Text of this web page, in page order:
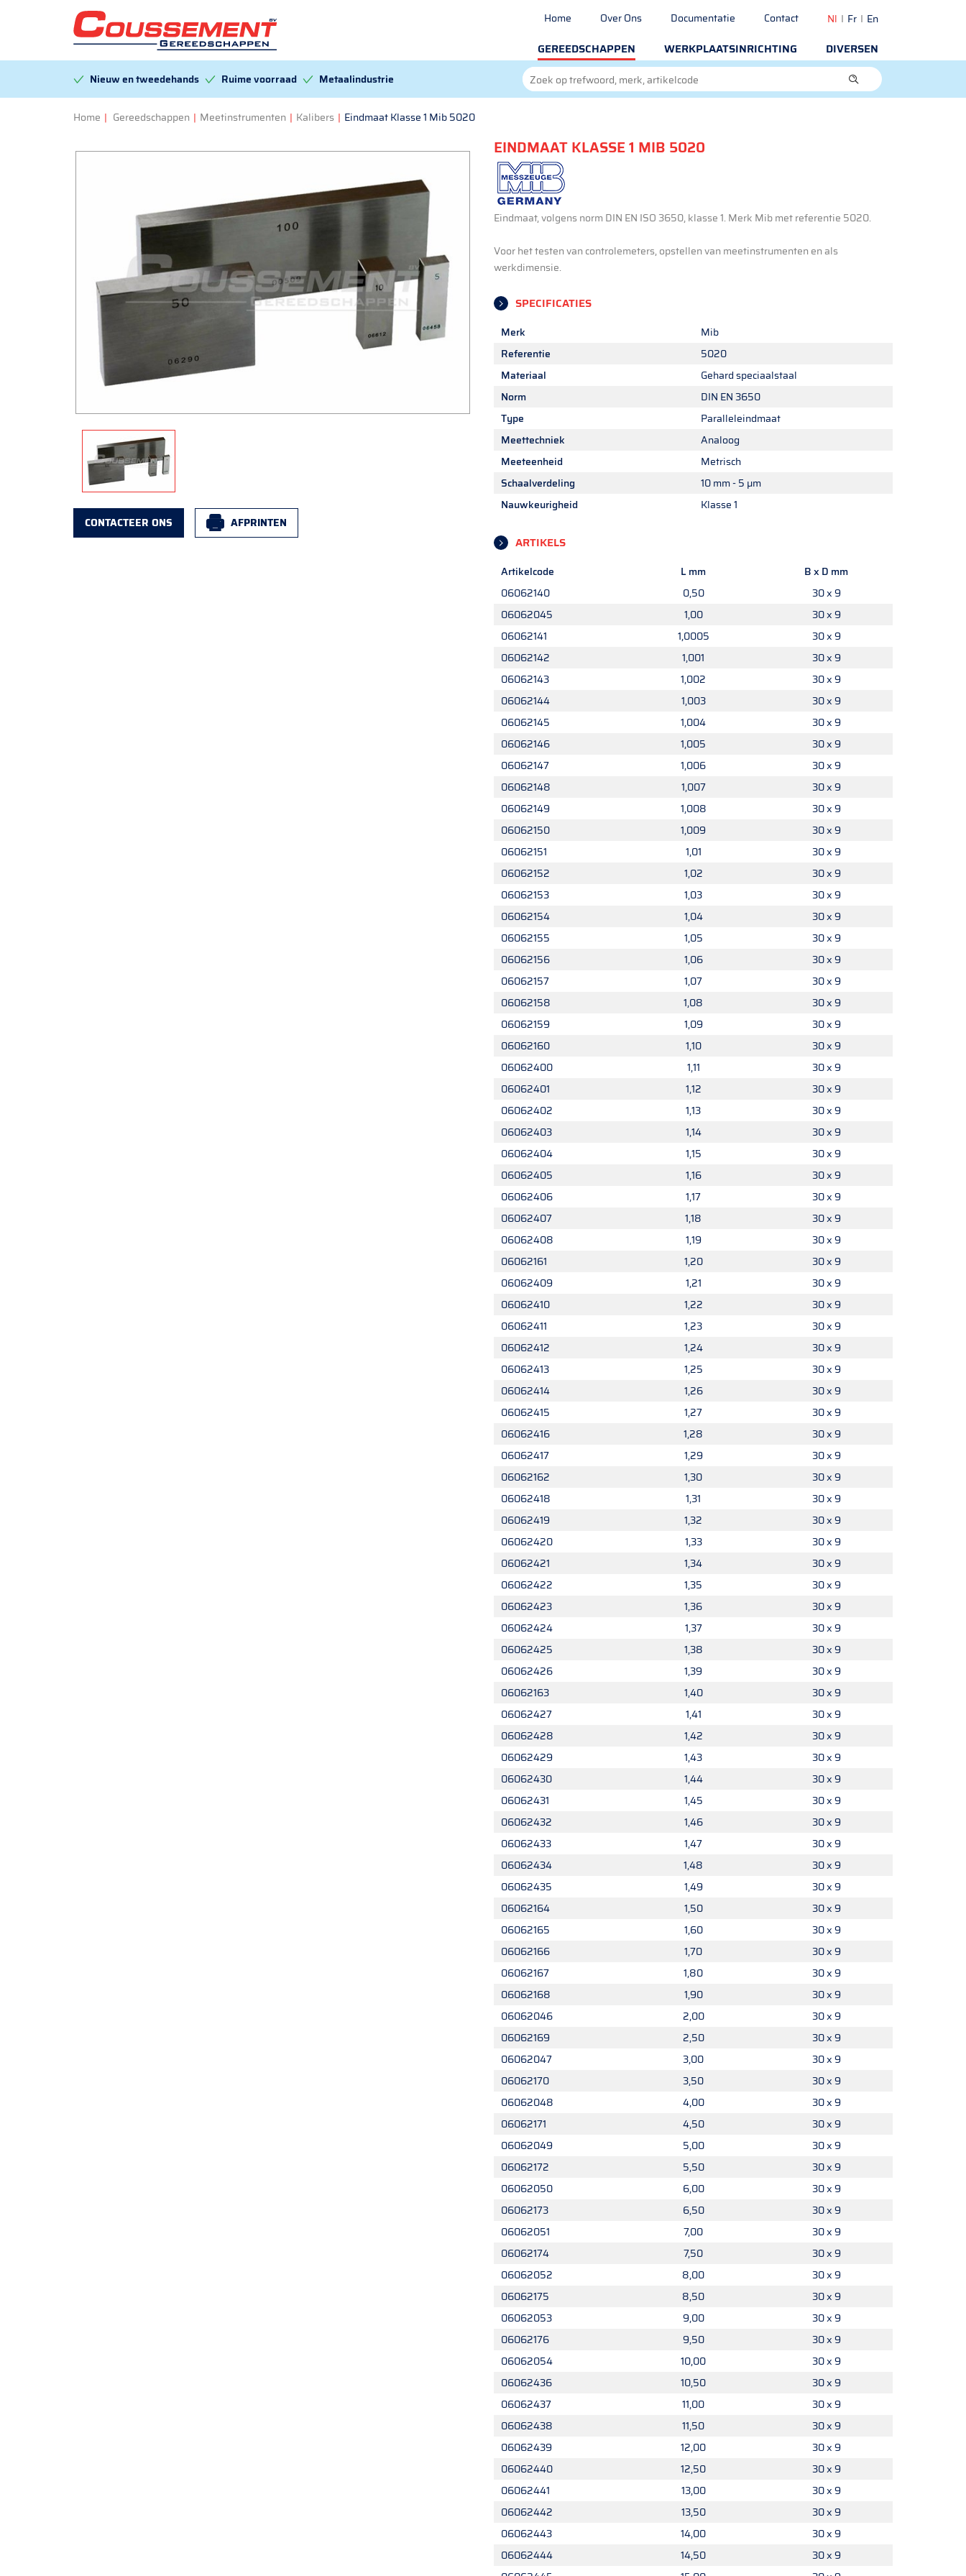
Home Over Ons Documentatie Contact Nl Fr En
GEREEDSCHAPPEN WERKPLAATSINRICHTING DIVERSEN
Nieuw en tweedehands Ruime voorraad Metaalindustrie
Home | Gereedschappen | Meetinstrumenten | Kalibers | Eindmaat Klasse 1 Mib 5020
CONTACTEER ONS AFPRINTEN
EINDMAAT KLASSE 1 MIB 5020
Eindmaat, volgens norm DIN EN ISO 3650, klasse 1. Merk Mib met referentie 5020.
Voor het testen van controlemeters, opstellen van meetinstrumenten en als
werkdimensie.
SPECIFICATIES
Merk
Mib
Referentie
5020
Materiaal
Gehard speciaalstaal
Norm
DIN EN 3650
Type
Paralleleindmaat
Meettechniek
Analoog
Meeteenheid
Metrisch
Schaalverdeling
10 mm - 5 µm
Nauwkeurigheid
Klasse 1
ARTIKELS
Artikelcode L mm
B x D mm
06062140
0,50
30 x 9
06062045
1,00
30 x 9
06062141
1,0005
30 x 9
06062142
1,001
30 x 9
06062143
1,002
30 x 9
06062144
1,003
30 x 9
06062145
1,004
30 x 9
06062146
1,005
30 x 9
06062147
1,006
30 x 9
06062148
1,007
30 x 9
06062149
1,008
30 x 9
06062150
1,009
30 x 9
06062151
1,01
30 x 9
06062152
1,02
30 x 9
06062153
1,03
30 x 9
06062154
1,04
30 x 9
06062155
1,05
30 x 9
06062156
1,06
30 x 9
06062157
1,07
30 x 9
06062158
1,08
30 x 9
06062159
1,09
30 x 9
06062160
1,10
30 x 9
06062400
1,11
30 x 9
06062401
1,12
30 x 9
06062402
1,13
30 x 9
06062403
1,14
30 x 9
06062404
1,15
30 x 9
06062405
1,16
30 x 9
06062406
1,17
30 x 9
06062407
1,18
30 x 9
06062408
1,19
30 x 9
06062161
1,20
30 x 9
06062409
1,21
30 x 9
06062410
1,22
30 x 9
06062411
1,23
30 x 9
06062412
1,24
30 x 9
06062413
1,25
30 x 9
06062414
1,26
30 x 9
06062415
1,27
30 x 9
06062416
1,28
30 x 9
06062417
1,29
30 x 9
06062162
1,30
30 x 9
06062418
1,31
30 x 9
06062419
1,32
30 x 9
06062420
1,33
30 x 9
06062421
1,34
30 x 9
06062422
1,35
30 x 9
06062423
1,36
30 x 9
06062424
1,37
30 x 9
06062425
1,38
30 x 9
06062426
1,39
30 x 9
06062163
1,40
30 x 9
06062427
1,41
30 x 9
06062428
1,42
30 x 9
06062429
1,43
30 x 9
06062430
1,44
30 x 9
06062431
1,45
30 x 9
06062432
1,46
30 x 9
06062433
1,47
30 x 9
06062434
1,48
30 x 9
06062435
1,49
30 x 9
06062164
1,50
30 x 9
06062165
1,60
30 x 9
06062166
1,70
30 x 9
06062167
1,80
30 x 9
06062168
1,90
30 x 9
06062046
2,00
30 x 9
06062169
2,50
30 x 9
06062047
3,00
30 x 9
06062170
3,50
30 x 9
06062048
4,00
30 x 9
06062171
4,50
30 x 9
06062049
5,00
30 x 9
06062172
5,50
30 x 9
06062050
6,00
30 x 9
06062173
6,50
30 x 9
06062051
7,00
30 x 9
06062174
7,50
30 x 9
06062052
8,00
30 x 9
06062175
8,50
30 x 9
06062053
9,00
30 x 9
06062176
9,50
30 x 9
06062054
10,00
30 x 9
06062436
10,50
30 x 9
06062437
11,00
30 x 9
06062438
11,50
30 x 9
06062439
12,00
30 x 9
06062440
12,50
30 x 9
06062441
13,00
30 x 9
06062442
13,50
30 x 9
06062443
14,00
30 x 9
06062444
14,50
30 x 9